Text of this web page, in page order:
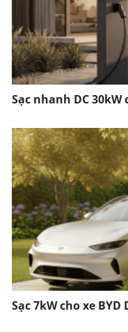
Sạc nhanh DC 30kW
Sạc 7kW cho xe BYD